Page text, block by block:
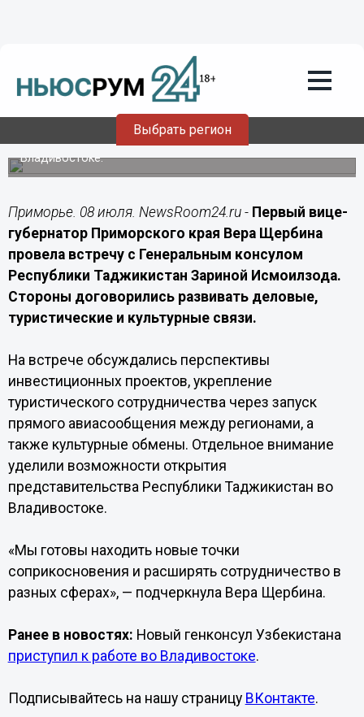
Выбрать регион
Приморье и Таджикистан
договорились о расширении
Стороны обсудили инвестпроекты, прямое
авиасообщение и открытие представительства во
Владивостоке.
Приморье. 08 июля. NewsRoom24.ru - Первый вице-
губернатор Приморского края Вера Щербина
провела встречу с Генеральным консулом
Республики Таджикистан Зариной Исмоилзода.
Стороны договорились развивать деловые,
туристические и культурные связи.
На встрече обсуждались перспективы
инвестиционных проектов, укрепление
туристического сотрудничества через запуск
прямого авиасообщения между регионами, а
также культурные обмены. Отдельное внимание
уделили возможности открытия
представительства Республики Таджикистан во
Владивостоке.
«Мы готовы находить новые точки
соприкосновения и расширять сотрудничество в
разных сферах», — подчеркнула Вера Щербина.
Ранее в новостях: Новый генконсул Узбекистана
приступил к работе во Владивостоке.
Подписывайтесь на нашу страницу ВКонтакте.